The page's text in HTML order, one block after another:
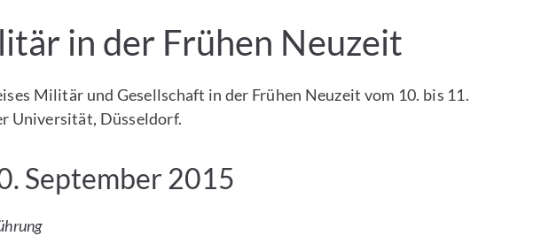
in der Frühen Neuzeit
Militär und Gesellschaft in der Frühen Neuzeit vom 10. bis 11.
Universität, Düsseldorf.
September 2015